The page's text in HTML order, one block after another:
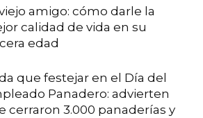
amigo: cómo darle la
calidad de vida en su
edad
que festejar en el Día del
Panadero: advierten
cerraron 3.000 panaderías y